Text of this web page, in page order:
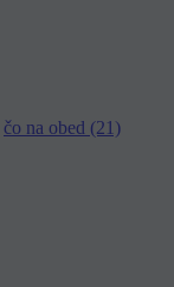
čo na obed (21)